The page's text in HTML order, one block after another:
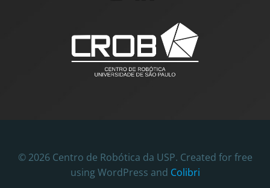
© 2026 Centro de Robótica da USP. Created for free
using WordPress and Colibri